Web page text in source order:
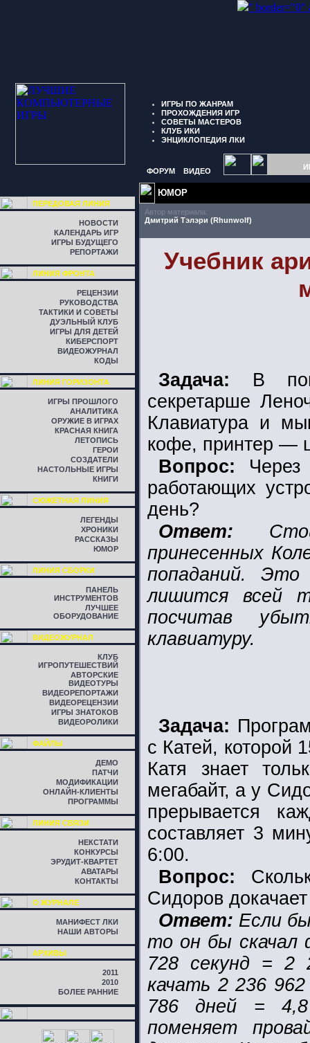
" border="0"
ИГРЫ ПО ЖАНРАМ
ПРОХОЖДЕНИЯ ИГР
СОВЕТЫ МАСТЕРОВ
КЛУБ ИКИ
ЭНЦИКЛОПЕДИЯ ЛКИ
ФОРУМ ВИДЕО
ПЕРЕДОВАЯ ЛИНИЯ
НОВОСТИ
КАЛЕНДАРЬ ИГР
ИГРЫ БУДУЩЕГО
РЕПОРТАЖИ
ЛИНИЯ ФРОНТА
РЕЦЕНЗИИ
РУКОВОДСТВА
ТАКТИКИ И СОВЕТЫ
ДУЭЛЬНЫЙ КЛУБ
ИГРЫ ДЛЯ ДЕТЕЙ
КИБЕРСПОРТ
ВИДЕОЖУРНАЛ
КОДЫ
ЛИНИЯ ГОРИЗОНТА
ИГРЫ ПРОШЛОГО
АНАЛИТИКА
ОРУЖИЕ В ИГРАХ
КРАСНАЯ КНИГА
ЛЕТОПИСЬ
ГЕРОИ
СОЗДАТЕЛИ
НАСТОЛЬНЫЕ ИГРЫ
КНИГИ
СЮЖЕТНАЯ ЛИНИЯ
ЛЕГЕНДЫ
ХРОНИКИ
РАССКАЗЫ
ЮМОР
ЛИНИЯ СБОРКИ
ПАНЕЛЬ
ИНСТРУМЕНТОВ
ЛУЧШЕЕ
ОБОРУДОВАНИЕ
ВИДЕОЖУРНАЛ
КЛУБ
ИГРОПУТЕШЕСТВИЙ
АВТОРСКИЕ
ВИДЕОТУРЫ
ВИДЕОРЕПОРТАЖИ
ВИДЕОРЕЦЕНЗИИ
ИГРЫ ЗНАТОКОВ
ВИДЕОРОЛИКИ
ФАЙЛЫ
ДЕМО
ПАТЧИ
МОДИФИКАЦИИ
ОНЛАЙН-КЛИЕНТЫ
ПРОГРАММЫ
ЛИНИЯ СВЯЗИ
НЕКСТАТИ
КОНКУРСЫ
ЭРУДИТ-КВАРТЕТ
АВАТАРЫ
КОНТАКТЫ
О ЖУРНАЛЕ
МАНИФЕСТ ЛКИ
НАШИ АВТОРЫ
АРХИВЫ
2011
2010
БОЛЕЕ РАННИЕ
ЮМОР
Автор материала:
Дмитрий Тэлэри (Rhunwolf)
Учебник
Задача: В
секретарше
Клавиатура и
кофе, принтер —
Вопрос: Через
работающих
день?
Ответ:
принесенных
попаданий.
лишится всей
посчитав
клавиатуру.
Задача:
с Катей, которой
Катя знает
мегабайт, а у
прерывается
составляет 3
6:00.
Вопрос:
Сидоров
Ответ: Если
то он бы скачал
728 секунд =
качать 2 236
786 дней =
поменяет